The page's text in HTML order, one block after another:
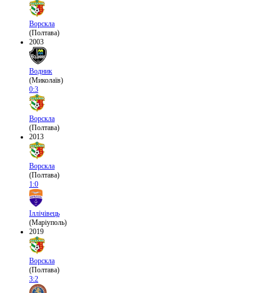
Ворскла
(Полтава)
2003
Водник
(Миколаїв)
0:3
Ворскла
(Полтава)
2013
Ворскла
(Полтава)
1:0
Іллічівець
(Маріуполь)
2019
Ворскла
(Полтава)
3:2